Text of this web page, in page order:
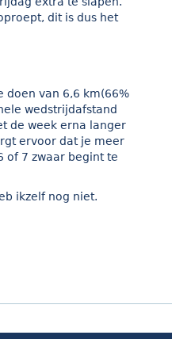
dit is dus het
doen van 6,6 km(66%
wedstrijdafstand
de week erna langer
ervoor dat je meer
of 7 zwaar begint te
ikzelf nog niet.